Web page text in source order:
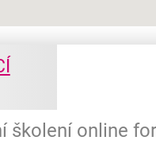
školení online